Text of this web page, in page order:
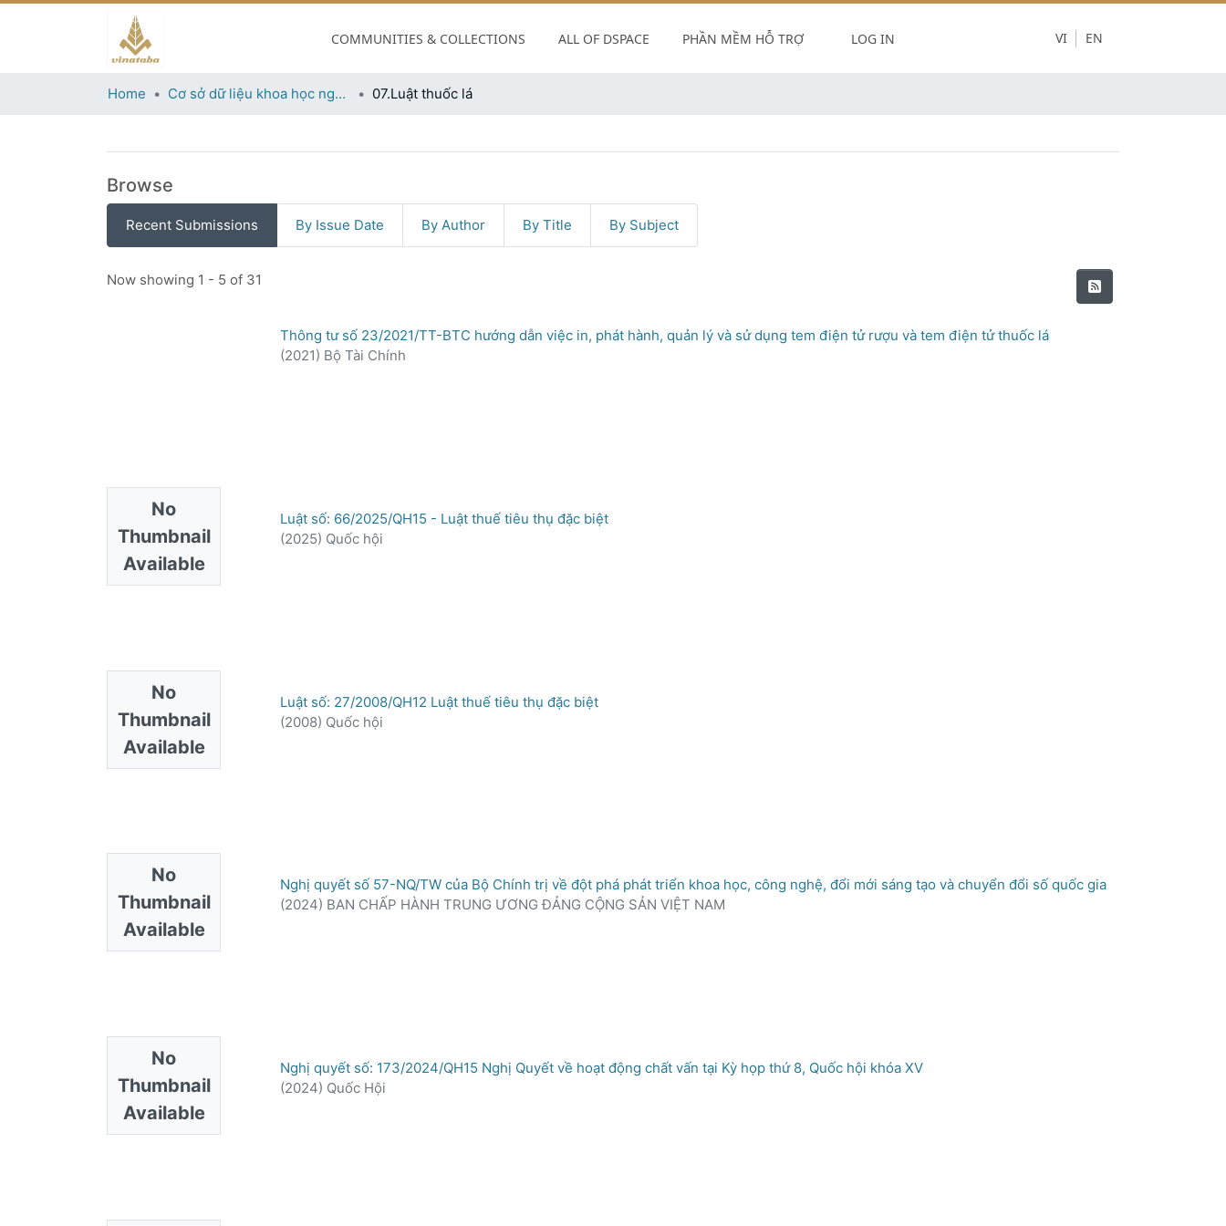
COMMUNITIES & COLLECTIONS ALL OF DSPACE PHẦN MỀM HỖ TRỢ LOG IN EN
VI
Home Cơ sở dữ liệu khoa học ngành thuốc lá 07.Luật thuốc lá
07.Luật thuốc lá
Permanent URI for this collection
Browse
Recent Submissions By Issue Date By Author By Title By Subject
Recent Submissions
Now showing 1 - 5 of 31
No
Thumbnail
Available
Thông tư số 23/2021/TT-BTC hướng dẫn việc in, phát hành, quản lý và sử dụng tem điện tử rượu và tem điện tử thuốc lá
(2021) Bộ Tài Chính
No
Thumbnail
Available
Luật số: 66/2025/QH15 - Luật thuế tiêu thụ đặc biệt
(2025) Quốc hội
No
Thumbnail
Available
Luật số: 27/2008/QH12 Luật thuế tiêu thụ đặc biệt
(2008) Quốc hội
No
Thumbnail
Available
Nghị quyết số 57-NQ/TW của Bộ Chính trị về đột phá phát triển khoa học, công nghệ, đổi mới sáng tạo và chuyển đổi số quốc gia
(2024) BAN CHẤP HÀNH TRUNG ƯƠNG ĐẢNG CỘNG SẢN VIỆT NAM
Nghị quyết số: 173/2024/QH15 Nghị Quyết về hoạt động chất vấn tại Kỳ họp thứ 8, Quốc hội khóa XV
(2024) Quốc Hội